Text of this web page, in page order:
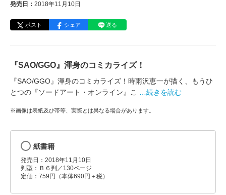
発売日： 2018年11月10日
ポスト シェア 送る
『SAO/GGO』渾身のコミカライズ！
『SAO/GGO』渾身のコミカライズ！時雨沢恵一が描く、もうひ
とつの『ソードアート・オンライン』こ
…続きを読む
※画像は表紙及び帯等、実際とは異なる場合があります。
紙書籍
発売日：2018年11月10日
判型：Ｂ６判／130ページ
定価：759円（本体690円＋税）